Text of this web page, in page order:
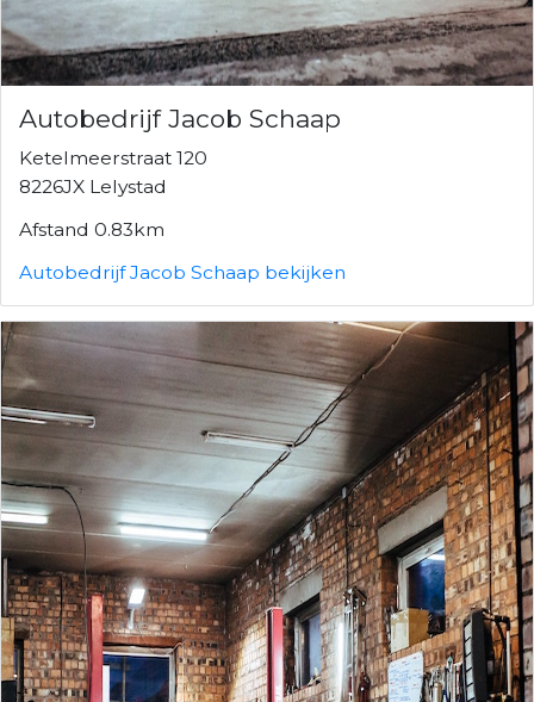
Autobedrijf Jacob Schaap
Ketelmeerstraat 120
8226JX Lelystad
Afstand 0.83km
Autobedrijf Jacob Schaap bekijken